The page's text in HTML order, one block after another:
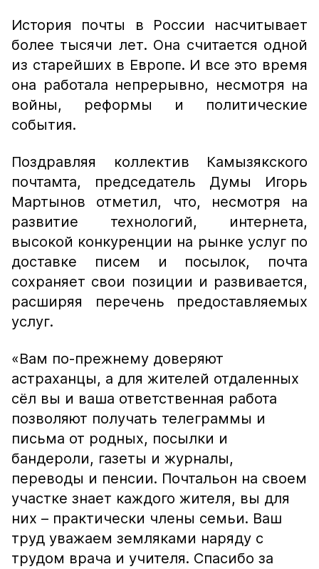
История почты в России насчитывает
более тысячи лет. Она считается одной
из старейших в Европе. И все это время
она работала непрерывно, несмотря на
войны, реформы и политические
события.
Поздравляя коллектив Камызякского
почтамта, председатель Думы Игорь
Мартынов отметил, что, несмотря на
развитие технологий, интернета,
высокой конкуренции на рынке услуг по
доставке писем и посылок, почта
сохраняет свои позиции и развивается,
расширяя перечень предоставляемых
услуг.
«Вам по-прежнему доверяют
астраханцы, а для жителей отдаленных
сёл вы и ваша ответственная работа
позволяют получать телеграммы и
письма от родных, посылки и
бандероли, газеты и журналы,
переводы и пенсии. Почтальон на своем
участке знает каждого жителя, вы для
них – практически члены семьи. Ваш
труд уважаем земляками наряду с
трудом врача и учителя. Спасибо за